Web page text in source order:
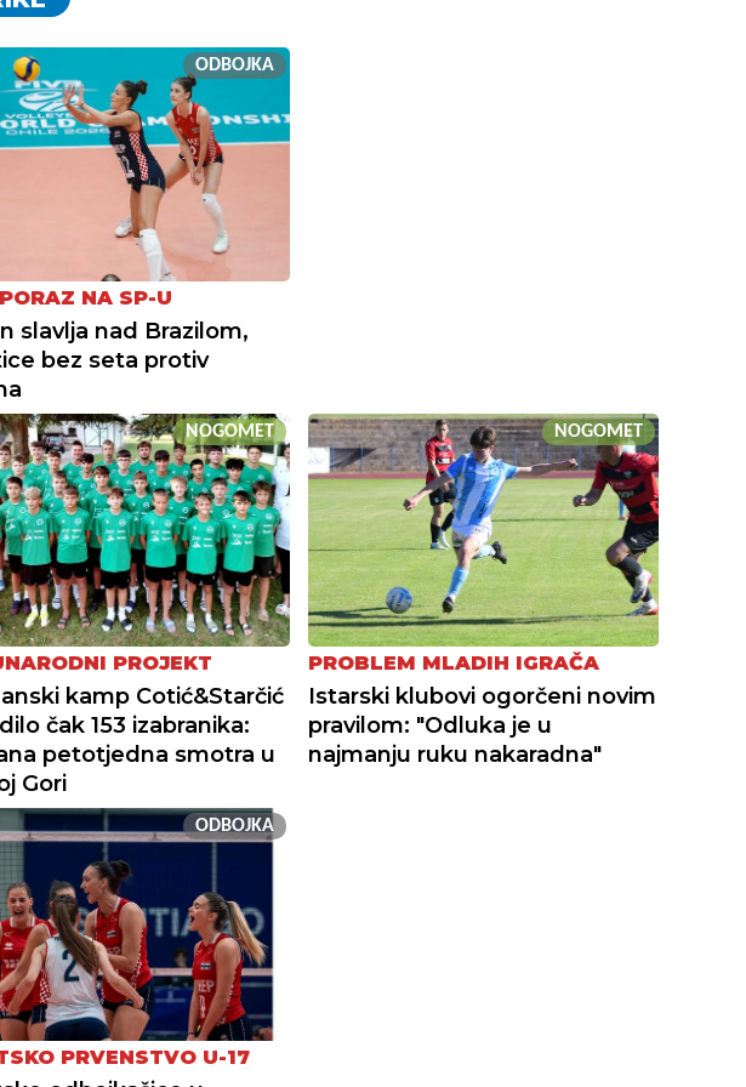
ODBOJKA
NA SP-U
slavlja nad Brazilom,
bez seta protiv
NOGOMET
PROJEKT
kamp Cotić&Starčić
čak 153 izabranika:
petotjedna smotra u
Gori
NOGOMET
PROBLEM MLADIH IGRAČA
Istarski klubovi ogorčeni novim
pravilom: "Odluka je u
najmanju ruku nakaradna"
ODBOJKA
PRVENSTVO U-17